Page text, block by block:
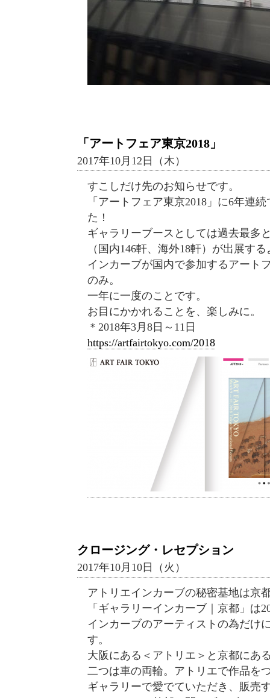
「アートフェア東京2018」
2017年10月12日（木）
すこしだけ先のお知らせです。
「アートフェア東京2018」に6年連
た！
ギャラリーブースとしては過去最多
（国内146軒、海外18軒）が出展す
インカーブが国内で参加するアート
のみ。
一年に一度のことです。
お目にかかれることを、楽しみに。
＊2018年3月8日～11日
https://artfairtokyo.com/2018
クロージング・レセプション
2017年10月10日（火）
アトリエインカーブの秘密基地は京
「ギャラリーインカーブ｜京都」は
インカーブのアーティストの為だけ
す。
大阪にある＜アトリエ＞と京都にあ
二つは車の両輪。アトリエで作品を
ギャラリーで愛でていただき、販売